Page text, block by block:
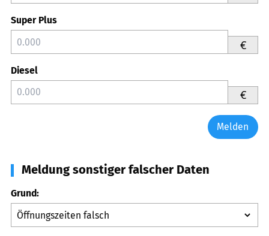
Super Plus
€
Diesel
€
Melden
Meldung sonstiger falscher Daten
Grund: